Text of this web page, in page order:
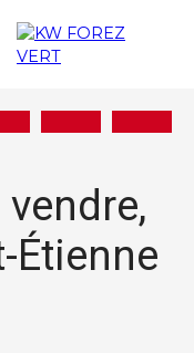
Louer
Étienne